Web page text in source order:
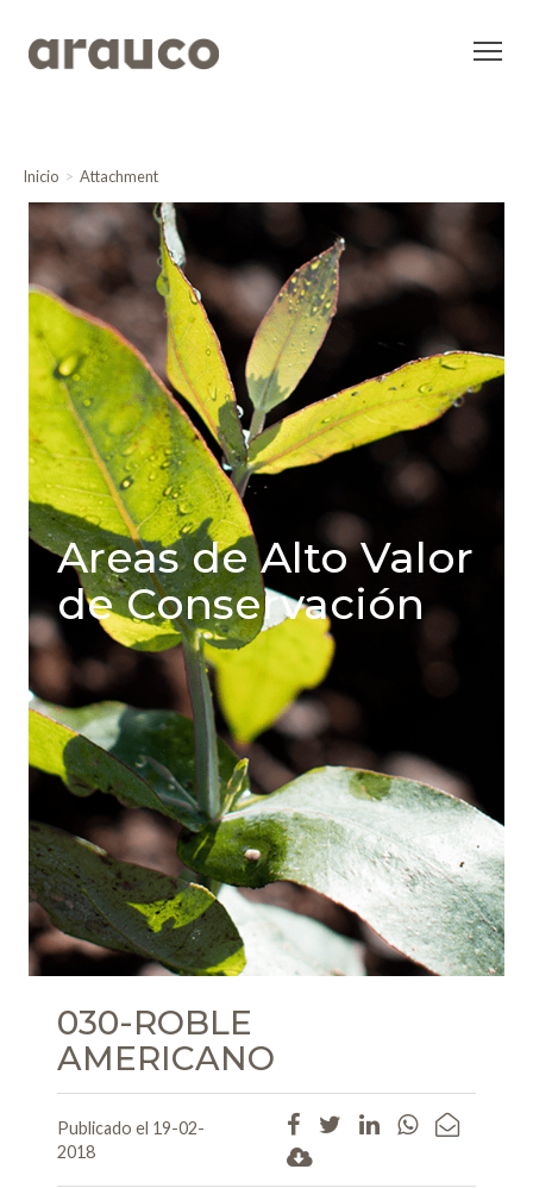
Inicio Attachment
Areas de Alto Valor
de Conservación
030-ROBLE
AMERICANO
Publicado el 19-02-
2018